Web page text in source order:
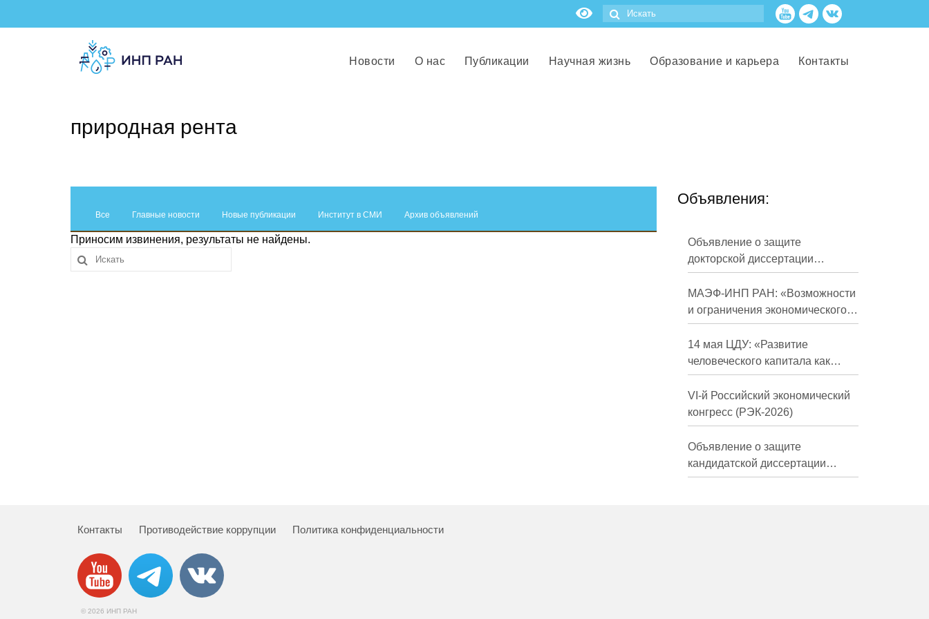
Новости О нас Публикации Научная жизнь Образование и карьера Контакты
природная рента
Все Главные новости Новые публикации Институт в СМИ Архив объявлений
Приносим извинения, результаты не найдены.
Объявления:
Объявление о защите
докторской диссертации
Кузнецова Михаила
Евгеньевича
МАЭФ-ИНП РАН: «Возможности
и ограничения экономического
развития России в средне- и
долгосрочной перспективе»
14 мая ЦДУ: «Развитие
человеческого капитала как
фактор экономического роста»
VI-й Российский экономический
конгресс (РЭК-2026)
Объявление о защите
кандидатской диссертации
Трындиной Николь Сергеевны
Контакты Противодействие коррупции Политика конфиденциальности
© 2026 ИНП РАН